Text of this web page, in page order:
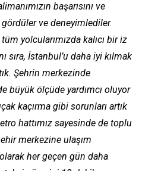
başarısını ve
gördüler ve deneyimlediler.
yolcularımızda kalıcı bir iz
sıra, İstanbul’u daha iyi kılmak
Şehrin merkezinde
büyük ölçüde yardımcı oluyor
kaçırma gibi sorunları artık
hattımız sayesinde de toplu
merkezine ulaşım
her geçen gün daha